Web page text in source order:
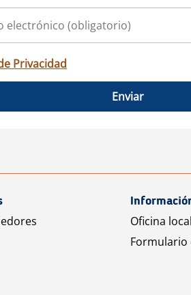
Privacidad
Enviar
Oficina local
Formulario